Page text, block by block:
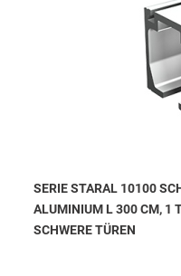
SERIE STARAL 10100
ALUMINIUM L 300 CM, 1
SCHWERE TÜREN